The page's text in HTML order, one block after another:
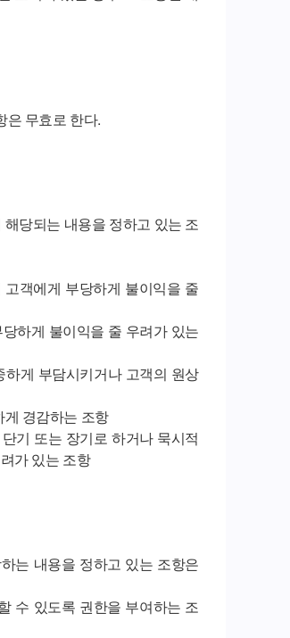
은 무효로 한다.
당되는 내용을 정하고 있는 조
객에게 부당하게 불이익을 줄
하게 불이익을 줄 우려가 있는
게 부담시키거나 고객의 원상
경감하는 조항
기 또는 장기로 하거나 묵시적
가 있는 조항
는 내용을 정하고 있는 조항은
수 있도록 권한을 부여하는 조